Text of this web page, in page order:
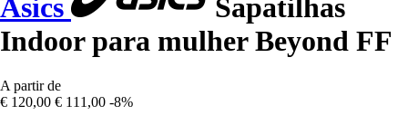
Asics
Sapatilhas
Indoor para mulher Beyond FF
A partir de
€ 120,00 € 111,00 -8%